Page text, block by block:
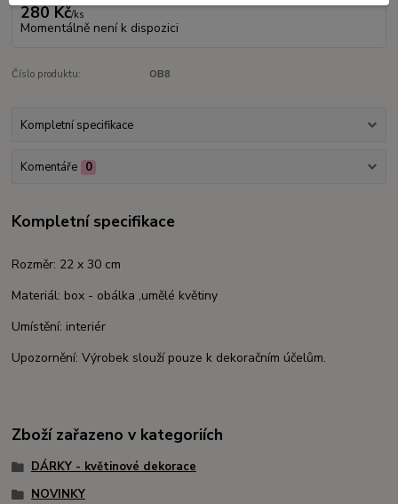
280 Kč/ks
Momentálně není k dispozici
Číslo produktu: OB8
Kompletní specifikace
Komentáře 0
Kompletní specifikace
Rozměr: 22 x 30 cm
Materiál: box - obálka ,umělé květiny
Umístění: interiér
Upozornění: Výrobek slouží pouze k dekoračním účelům.
Zboží zařazeno v kategoriích
DÁRKY - květinové dekorace
NOVINKY